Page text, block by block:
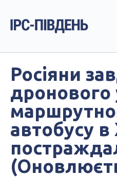
Росіяни
дронового
автобусу в